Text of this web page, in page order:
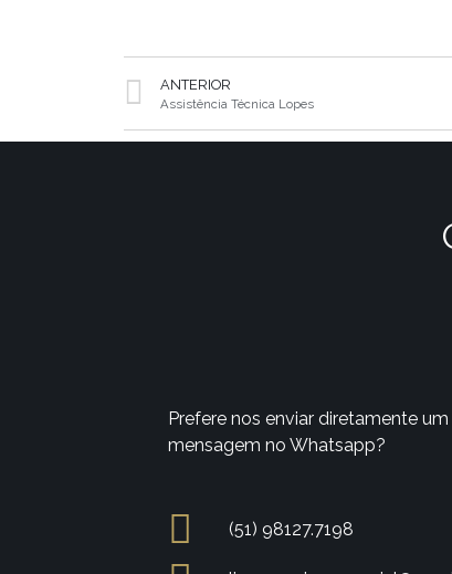
ANTERIOR
Assistência Técnica Lopes
Prefere nos enviar diretamente
mensagem no Whatsapp?
(51) 98127.7198